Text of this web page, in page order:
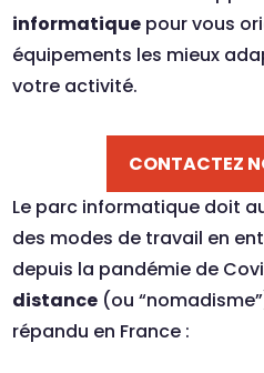
informatique pour vous
équipements les mieux
votre activité.
CONTACTEZ
Le parc informatique doit
des modes de travail en
depuis la pandémie de
distance (ou
répandu en France :